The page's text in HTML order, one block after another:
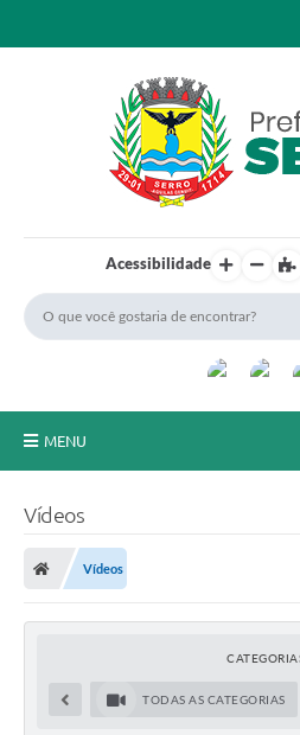
Acessibilidade
MENU
Transparência Pública
Taxas de Inscrição/Guia de
Online
Vídeos
Vídeos
TODAS AS CATEGORIAS